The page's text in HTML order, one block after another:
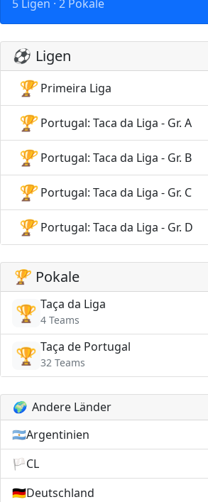
5 Ligen · 2 Pokale
⚽ Ligen
🏆 Primeira Liga
🏆 Portugal: Taca da Liga - Gr. A
🏆 Portugal: Taca da Liga - Gr. B
🏆 Portugal: Taca da Liga - Gr. C
🏆 Portugal: Taca da Liga - Gr. D
🏆 Pokale
🏆 Taça da Liga
4 Teams
🏆 Taça de Portugal
32 Teams
🌍 Andere Länder
🇦🇷Argentinien
🏳️CL
🇩🇪Deutschland